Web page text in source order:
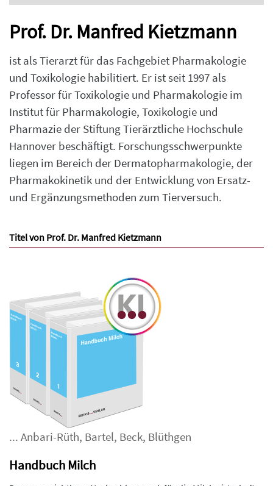
Prof. Dr. Manfred Kietzmann
ist als Tierarzt für das Fachgebiet Pharmakologie
und Toxikologie habilitiert. Er ist seit 1997 als
Professor für Toxikologie und Pharmakologie im
Institut für Pharmakologie, Toxikologie und
Pharmazie der Stiftung Tierärztliche Hochschule
Hannover beschäftigt. Forschungsschwerpunkte
liegen im Bereich der Dermatopharmakologie, der
Pharmakokinetik und der Entwicklung von Ersatz-
und Ergänzungsmethoden zum Tierversuch.
Titel von Prof. Dr. Manfred Kietzmann
... Anbari-Rüth, Bartel, Beck, Blüthgen
Handbuch Milch